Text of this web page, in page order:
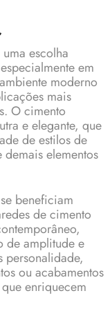
escolha
em
moderno
mais
O cimento
e elegante, que
de estilos de
elementos
beneficiam
de cimento
de amplitude e
personalidade,
ou acabamentos
enriquecem